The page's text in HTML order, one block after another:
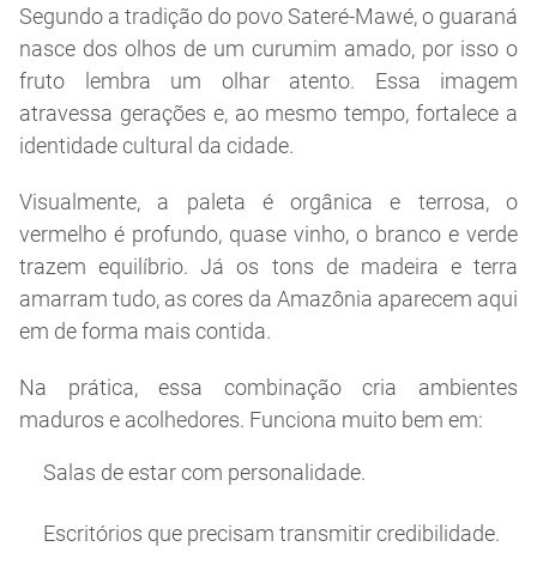
Segundo a tradição do povo Sateré-Mawé, o guaraná
nasce dos olhos de um curumim amado, por isso o
fruto lembra um olhar atento. Essa imagem
atravessa gerações e, ao mesmo tempo, fortalece a
identidade cultural da cidade.
Visualmente, a paleta é orgânica e terrosa, o
vermelho é profundo, quase vinho, o branco e verde
trazem equilíbrio. Já os tons de madeira e terra
amarram tudo, as cores da Amazônia aparecem aqui
em de forma mais contida.
Na prática, essa combinação cria ambientes
maduros e acolhedores. Funciona muito bem em:
Salas de estar com personalidade.
Escritórios que precisam transmitir credibilidade.